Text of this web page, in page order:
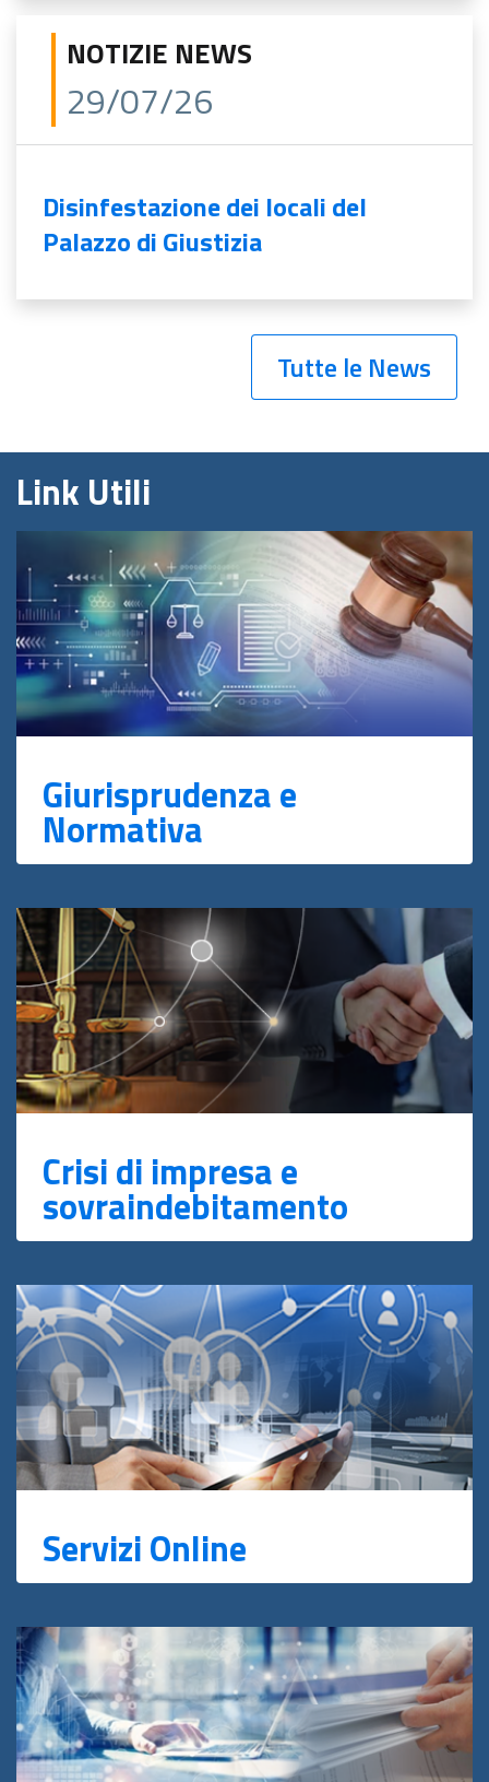
NOTIZIE NEWS
29/07/26
Disinfestazione dei locali del
Palazzo di Giustizia
Tutte le News
Link Utili
Giurisprudenza e
Normativa
Crisi di impresa e
sovraindebitamento
Servizi Online